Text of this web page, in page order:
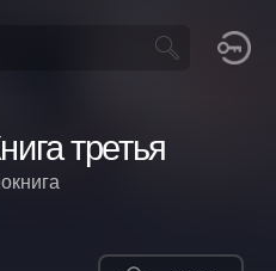
третья